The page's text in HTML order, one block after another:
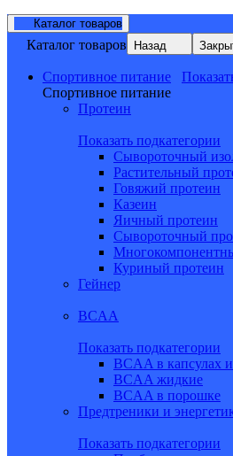
Каталог товаров
Каталог товаров Назад
Спортивное питание
Спортивное питание
Протеин
Показать подкатегории
Сывороточный
Растительный
Говяжий протеин
Казеин
Яичный протеин
Сывороточный
Куриный протеин
Гейнер
BCAA
Показать подкатегории
BCAA в капсулах и
BCAA жидкие
BCAA в порошке
Предтреники и
Показать подкатегории